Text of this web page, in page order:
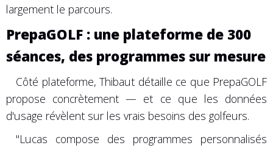
largement le parcours.
PrepaGOLF : une plateforme de 300
séances, des programmes sur mesure
Côté plateforme, Thibaut détaille ce que PrepaGOLF
propose concrètement — et ce que les données
d'usage révèlent sur les vrais besoins des golfeurs.
"Lucas compose des programmes personnalisés